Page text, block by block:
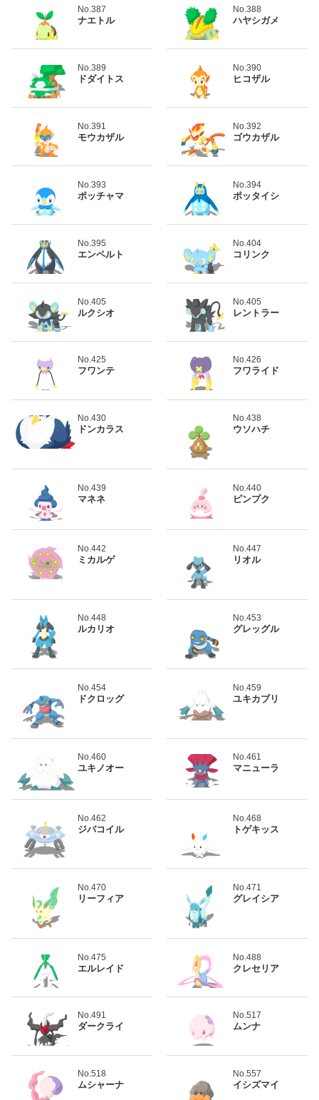
No.387
ナエトル
No.388
ハヤシガメ
No.389
ドダイトス
No.390
ヒコザル
No.391
モウカザル
No.392
ゴウカザル
No.393
ポッチャマ
No.394
ポッタイシ
No.395
エンペルト
No.404
コリンク
No.405
ルクシオ
No.405
レントラー
No.425
フワンテ
No.426
フワライド
No.430
ドンカラス
No.438
ウソハチ
No.439
マネネ
No.440
ピンプク
No.442
ミカルゲ
No.447
リオル
No.448
ルカリオ
No.453
グレッグル
No.454
ドクロッグ
No.459
ユキカブリ
No.460
ユキノオー
No.461
マニューラ
No.462
ジバコイル
No.468
トゲキッス
No.470
リーフィア
No.471
グレイシア
No.475
エルレイド
No.488
クレセリア
No.491
ダークライ
No.517
ムンナ
No.518
ムシャーナ
No.557
イシズマイ